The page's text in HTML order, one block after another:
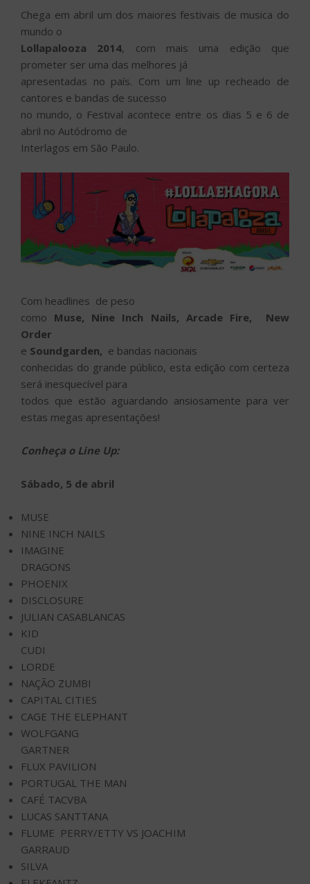
Chega em abril um dos maiores festivais de musica do
mundo o
Lollapalooza 2014, com mais uma edição que
prometer ser uma das melhores já
apresentadas no país. Com um line up recheado de
cantores e bandas de sucesso
no mundo, o Festival acontece entre os dias 5 e 6 de
abril no Autódromo de
Interlagos em São Paulo.
Com headlines de peso
como Muse, Nine Inch Nails, Arcade Fire, New
Order
e Soundgarden, e bandas nacionais
conhecidas do grande público, esta edição com certeza
será inesquecível para
todos que estão aguardando ansiosamente para ver
estas megas apresentações!
Conheça o Line Up:
Sábado, 5 de abril
MUSE
NINE INCH NAILS
IMAGINE
DRAGONS
PHOENIX
DISCLOSURE
JULIAN CASABLANCAS
KID
CUDI
LORDE
NAÇÃO ZUMBI
CAPITAL CITIES
CAGE THE ELEPHANT
WOLFGANG
GARTNER
FLUX PAVILION
PORTUGAL THE MAN
CAFÉ TACVBA
LUCAS SANTTANA
FLUME PERRY/ETTY VS JOACHIM
GARRAUD
SILVA